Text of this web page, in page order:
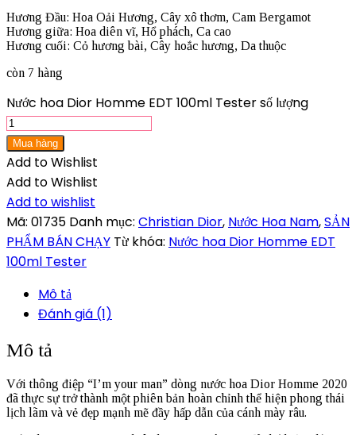
Hương Đầu: Hoa Oải Hương, Cây xô thơm, Cam Bergamot
Hương giữa: Hoa diên vĩ, Hổ phách, Ca cao
Hương cuối: Cỏ hương bài, Cây hoắc hương, Da thuộc
còn 7 hàng
Nước hoa Dior Homme EDT 100ml Tester số lượng
Mua hàng
Add to Wishlist
Add to Wishlist
Add to wishlist
Mã: 01735 Danh mục: Christian Dior, Nước Hoa Nam,SẢN
PHẨM BÁN CHẠY Từ khóa: Nước hoa Dior Homme EDT
100ml Tester
Mô tả
Đánh giá (1)
Mô tả
Với thông điệp “I’m your man” dòng nước hoa Dior Homme 2020
đã thực sự trở thành một phiên bản hoàn chỉnh thể hiện phong thái
lịch lãm và vẻ đẹp mạnh mẽ đầy hấp dẫn của cánh mày râu.